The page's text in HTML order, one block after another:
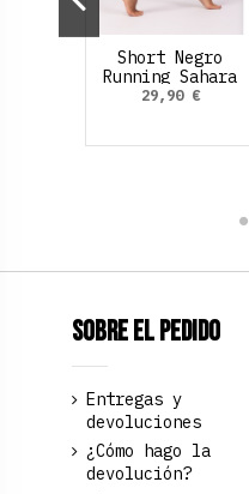
Short Negro
Running Sahara
29,90 €
Sobre el pedido
Entregas y
devoluciones
¿Cómo hago la
devolución?